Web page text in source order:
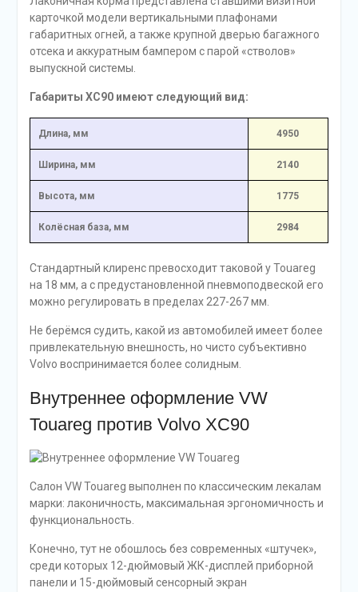
карточкой модели вертикальными плафонами
габаритных огней, а также крупной дверью багажного
отсека и аккуратным бампером с парой «стволов»
выпускной системы.
Габариты XC90 имеют следующий вид:
Длина, мм 4950
Ширина, мм 2140
Высота, мм 1775
Колёсная база, мм 2984
Стандартный клиренс превосходит таковой у Touareg
на 18 мм, а с предустановленной пневмоподвеской его
можно регулировать в пределах 227-267 мм.
Не берёмся судить, какой из автомобилей имеет более
привлекательную внешность, но чисто субъективно
Volvo воспринимается более солидным.
Внутреннее оформление VW
Touareg против Volvo XC90
Салон VW Touareg выполнен по классическим лекалам
марки: лаконичность, максимальная эргономичность и
функциональность.
Конечно, тут не обошлось без современных «штучек»,
среди которых 12-дюймовый ЖК-дисплей приборной
панели и 15-дюймовый сенсорный экран